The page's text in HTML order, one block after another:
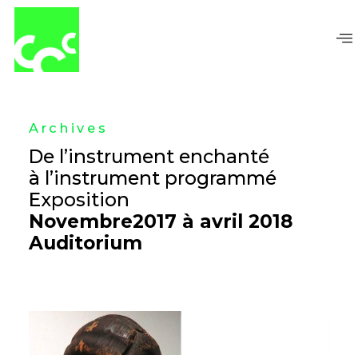
Archives
De l’instrument enchanté
à l’instrument programmé
Exposition
Novembre2017 à avril 2018
Auditorium